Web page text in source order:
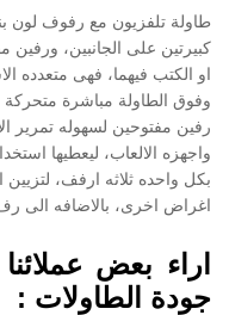
طاولة تلفزيون مع رفوف لون
كبيرتين على الجانبين،
او الكتب فيهما، فهى
وفوق الطاولة مباشرة متحركة
رفين مفتوحين لسهوله تمرير
واجهزه الالعاب، ليعطيها
بكل واحده ثلاثه ارفف،
اغراض اخرى، بالاضافه الى
اراء بعض
جودة الطاولات :